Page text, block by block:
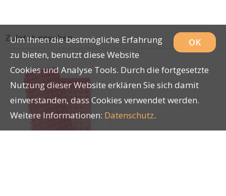
Zuletzt gesehen OK
Um Ihnen die bestmögliche Erfahrung
zu bieten, benutzt diese Website
Cookies und Analyse Tools. Durch die fortgesetzte
Nutzung dieser Website erklären Sie sich damit
einverstanden, dass Cookies verwendet werden.
Weitere Informationen: Datenschutz.